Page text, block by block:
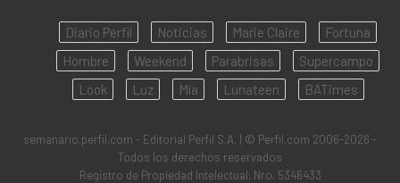
Diario Perfil Noticias Marie Claire
Fortuna
Hombre
Weekend Parabrisas
Supercampo
Look
Luz Mía Lunateen BATimes
semanario.perfil.com - Editorial Perfil S.A. | © Perfil.com 2006-2026 -
Todos los derechos reservados
Registro de Propiedad Intelectual: Nro. 5346433